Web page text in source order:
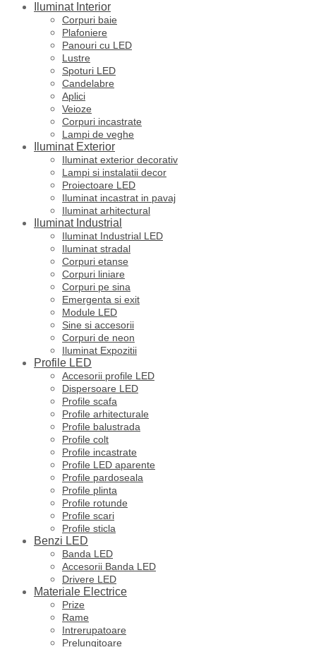
Iluminat Interior
Corpuri baie
Plafoniere
Panouri cu LED
Lustre
Spoturi LED
Candelabre
Aplici
Veioze
Corpuri incastrate
Lampi de veghe
Iluminat Exterior
Iluminat exterior decorativ
Lampi si instalatii decor
Proiectoare LED
Iluminat incastrat in pavaj
Iluminat arhitectural
Iluminat Industrial
Iluminat Industrial LED
Iluminat stradal
Corpuri etanse
Corpuri liniare
Corpuri pe sina
Emergenta si exit
Module LED
Sine si accesorii
Corpuri de neon
Iluminat Expozitii
Profile LED
Accesorii profile LED
Dispersoare LED
Profile scafa
Profile arhitecturale
Profile balustrada
Profile colt
Profile incastrate
Profile LED aparente
Profile pardoseala
Profile plinta
Profile rotunde
Profile scari
Profile sticla
Benzi LED
Banda LED
Accesorii Banda LED
Drivere LED
Materiale Electrice
Prize
Rame
Intrerupatoare
Prelungitoare